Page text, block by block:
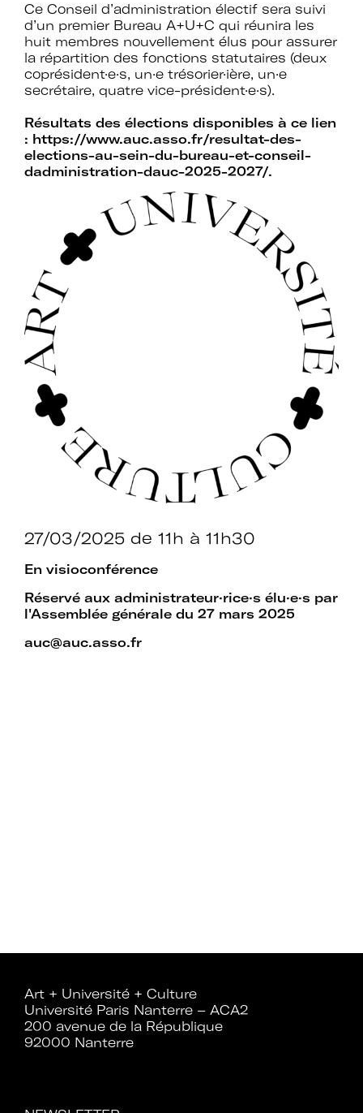
Bénéficier d’informations suivies et
d’expertises sur l’action culturelle dans
le cadre spécifique de l’enseignement
supérieur.
Profiter de temps de rencontre et
d’échange avec les acteurs des
politiques culturelles dans les
établissements et avec des
intervenants professionnels extérieurs.
Faire partie d’un réseau qui assure
l’interface et le relais avec d’autres
réseaux professionnels, le ministère de
l’Enseignement supérieur et de la
Recherche, le ministère de la Culture
Participer à des actions collectives qui
connaissance et la mise en œuvre des
Espace
Devenir adhérent
Identifiant ou e-mail
Ce Conseil d’administration électif sera suivi
d’un premier Bureau A+U+C qui réunira les
huit membres nouvellement élus pour assurer
la répartition des fonctions statutaires (deux
coprésident·e·s, un·e trésorier·ière, un·e
secrétaire, quatre vice-président·e·s).
Résultats des élections disponibles à ce lien
: https://www.auc.asso.fr/resultat-des-
elections-au-sein-du-bureau-et-conseil-
dadministration-dauc-2025-2027/.
27/03/2025 de 11h à 11h30
En visioconférence
Réservé aux administrateur·rice·s élu·e·s par
l'Assemblée générale du 27 mars 2025
auc@auc.asso.fr
Art + Université + Culture
Université Paris Nanterre – ACA2
200 avenue de la République
92000 Nanterre